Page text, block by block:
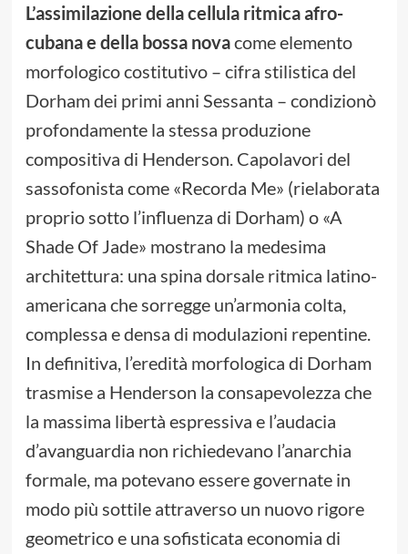
L’assimilazione della cellula ritmica afro-
cubana e della bossa novacome elemento
morfologico costitutivo – cifra stilistica del
Dorham dei primi anni Sessanta – condizionò
profondamente la stessa produzione
compositiva di Henderson. Capolavori del
sassofonista come «Recorda Me» (rielaborata
proprio sotto l’influenza di Dorham) o «A
Shade Of Jade» mostrano la medesima
architettura: una spina dorsale ritmica latino-
americana che sorregge un’armonia colta,
complessa e densa di modulazioni repentine.
In definitiva, l’eredità morfologica di Dorham
trasmise a Henderson la consapevolezza che
la massima libertà espressiva e l’audacia
d’avanguardia non richiedevano l’anarchia
formale, ma potevano essere governate in
modo più sottile attraverso un nuovo rigore
geometrico e una sofisticata economia di